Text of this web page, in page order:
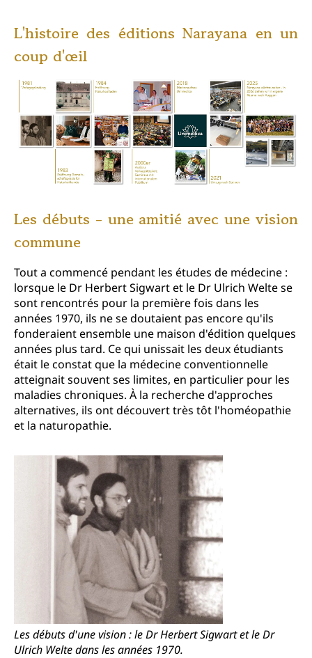
L'histoire des éditions Narayana en un
coup d'œil
Les débuts - une amitié avec une vision
commune
Tout a commencé pendant les études de médecine :
lorsque le Dr Herbert Sigwart et le Dr Ulrich Welte se
sont rencontrés pour la première fois dans les
années 1970, ils ne se doutaient pas encore qu'ils
fonderaient ensemble une maison d'édition quelques
années plus tard. Ce qui unissait les deux étudiants
était le constat que la médecine conventionnelle
atteignait souvent ses limites, en particulier pour les
maladies chroniques. À la recherche d'approches
alternatives, ils ont découvert très tôt l'homéopathie
et la naturopathie.
Les débuts d'une vision : le Dr Herbert Sigwart et le Dr
Ulrich Welte dans les années 1970.